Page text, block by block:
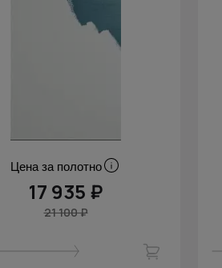
Цена за полотно
17 935 ₽
21 100 ₽